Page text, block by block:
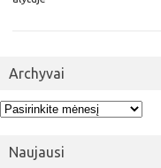
Archyvai
Archyvai
Naujausi